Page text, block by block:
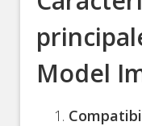
Model